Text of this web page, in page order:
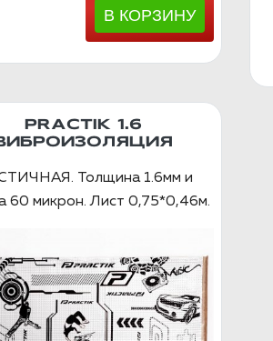
PRACTIK 1.6
Толщина 1.6мм и
60 микрон. Лист 0,75*0,46м.